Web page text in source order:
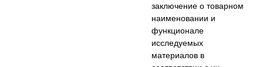
заключение о товарном
наименовании и
функционале
исследуемых
материалов в